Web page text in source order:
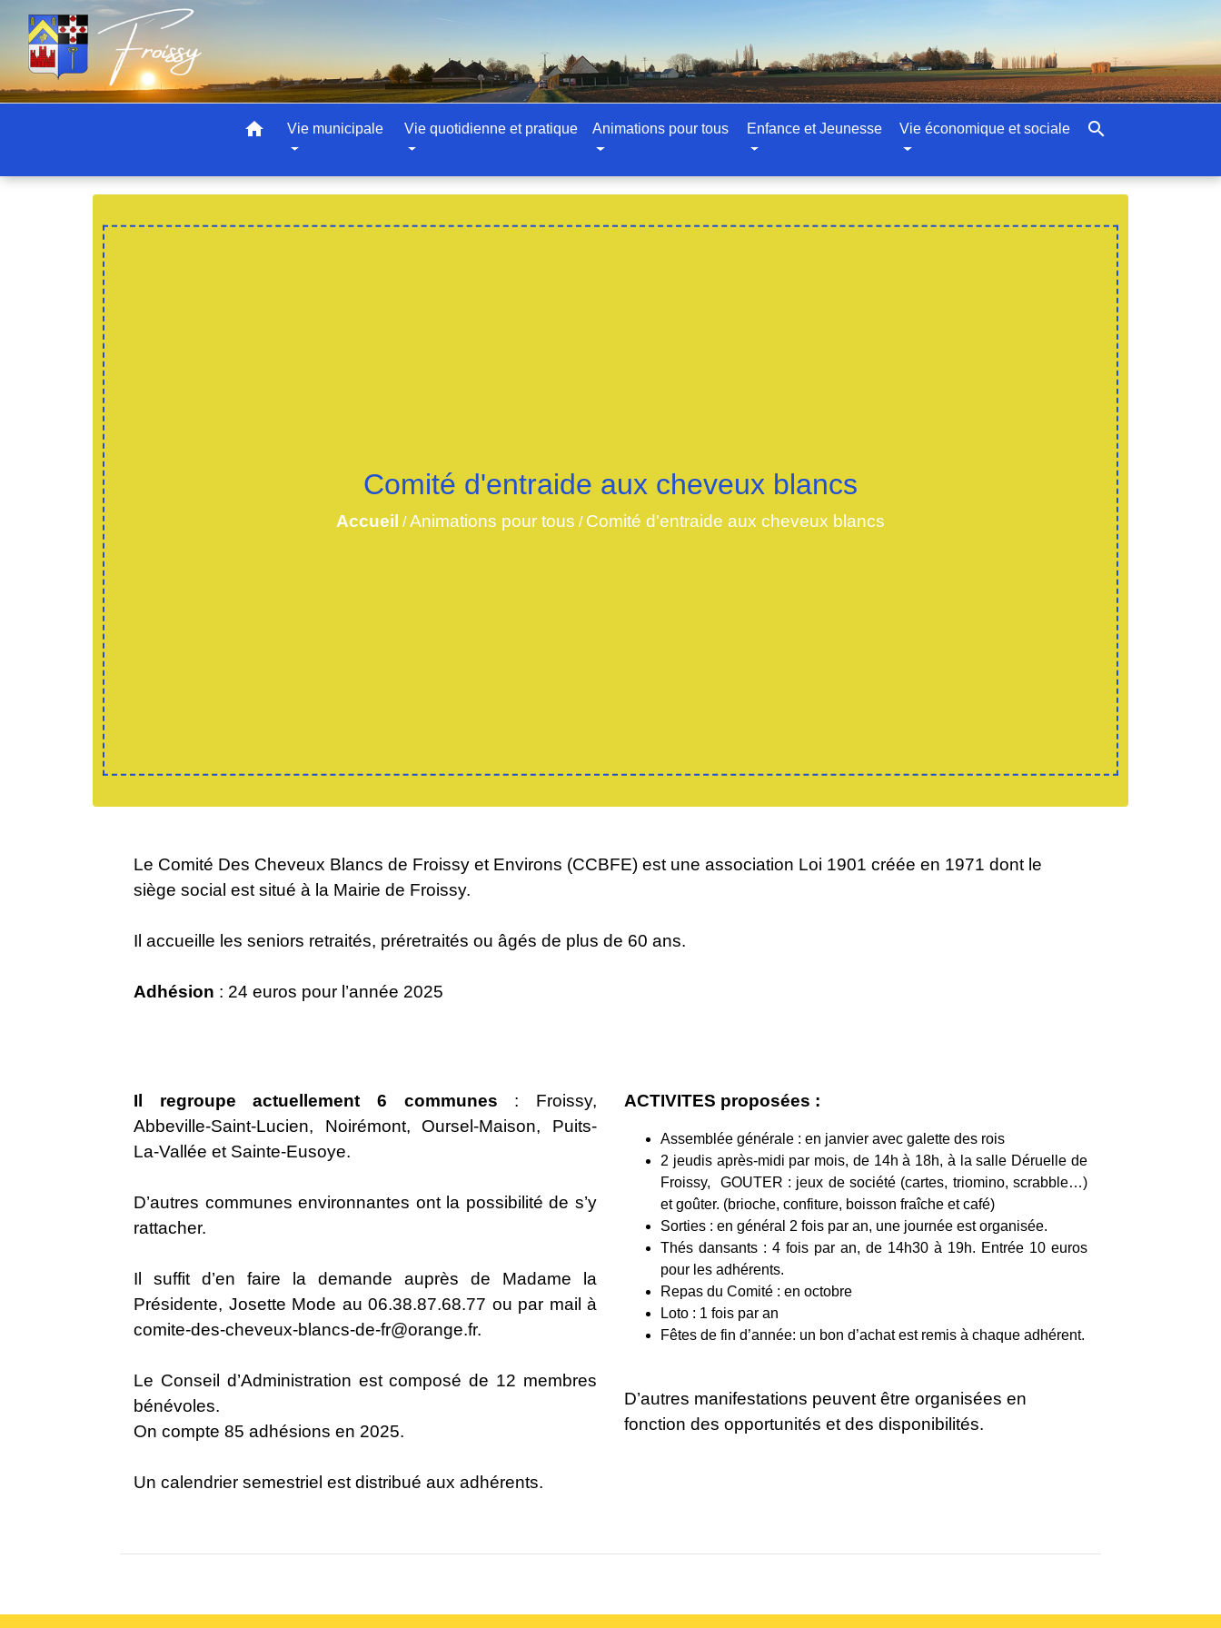
home Vie municipale Vie quotidienne et pratique Animations pour tous Enfance et Jeunesse Vie économique et sociale search
Comité d'entraide aux cheveux blancs
Accueil /Animations pour tous / Comité d'entraide aux cheveux blancs
Le Comité Des Cheveux Blancs de Froissy et Environs (CCBFE) est une association Loi 1901 créée en 1971 dont le
siège social est situé à la Mairie de Froissy.
Il accueille les seniors retraités, préretraités ou âgés de plus de 60 ans.
Adhésion : 24 euros pour l’année 2025
Il regroupe actuellement 6 communes : Froissy,
Abbeville-Saint-Lucien, Noirémont, Oursel-Maison, Puits-
La-Vallée et Sainte-Eusoye.
D’autres communes environnantes ont la possibilité de s’y
rattacher.
Il suffit d’en faire la demande auprès de Madame la
Présidente, Josette Mode au 06.38.87.68.77 ou par mail à
comite-des-cheveux-blancs-de-fr@orange.fr.
Le Conseil d’Administration est composé de 12 membres
bénévoles.
On compte 85 adhésions en 2025.
Un calendrier semestriel est distribué aux adhérents.
ACTIVITES proposées :
Assemblée générale : en janvier avec galette des rois
2 jeudis après-midi par mois, de 14h à 18h, à la salle Déruelle de
Froissy, GOUTER : jeux de société (cartes, triomino, scrabble…)
et goûter. (brioche, confiture, boisson fraîche et café)
Sorties : en général 2 fois par an, une journée est organisée.
Thés dansants : 4 fois par an, de 14h30 à 19h. Entrée 10 euros
pour les adhérents.
Repas du Comité : en octobre
Loto : 1 fois par an
Fêtes de fin d’année: un bon d’achat est remis à chaque adhérent.
D’autres manifestations peuvent être organisées en
fonction des opportunités et des disponibilités.